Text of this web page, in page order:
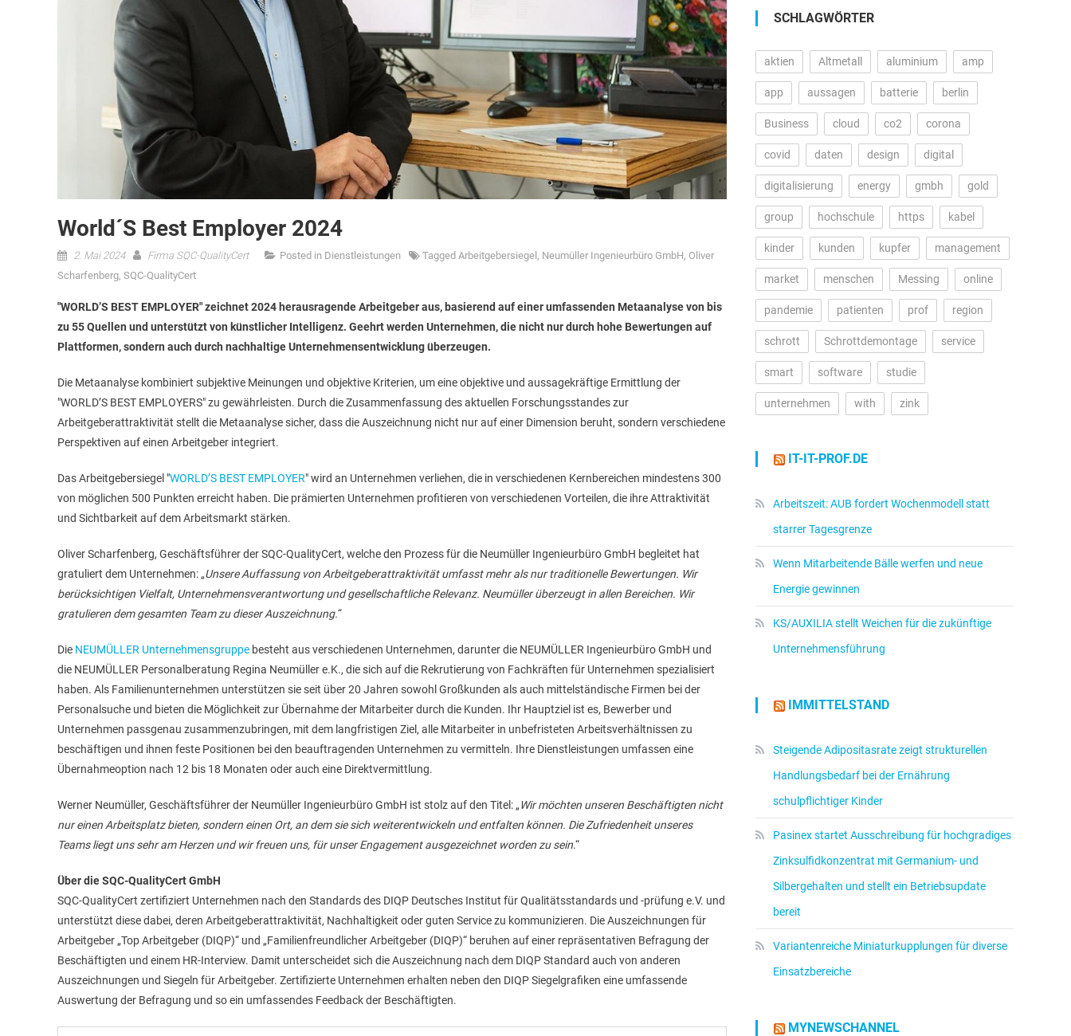
World´s Best Employer 2024
2. Mai 2024 Firma SQC-QualityCert Posted in Dienstleistungen Tagged Arbeitgebersiegel , Neumüller Ingenieurbüro GmbH, Oliver
Scharfenberg, SQC-QualityCert
"WORLD’S BEST EMPLOYER" zeichnet 2024 herausragende Arbeitgeber aus, basierend auf einer umfassenden Metaanalyse von bis
zu 55 Quellen und unterstützt von künstlicher Intelligenz. Geehrt werden Unternehmen, die nicht nur durch hohe Bewertungen auf
Plattformen, sondern auch durch nachhaltige Unternehmensentwicklung überzeugen.
Die Metaanalyse kombiniert subjektive Meinungen und objektive Kriterien, um eine objektive und aussagekräftige Ermittlung der
"WORLD’S BEST EMPLOYERS" zu gewährleisten. Durch die Zusammenfassung des aktuellen Forschungsstandes zur
Arbeitgeberattraktivität stellt die Metaanalyse sicher, dass die Auszeichnung nicht nur auf einer Dimension beruht, sondern verschiedene
Perspektiven auf einen Arbeitgeber integriert.
Das Arbeitgebersiegel "WORLD’S BEST EMPLOYER" wird an Unternehmen verliehen, die in verschiedenen Kernbereichen mindestens 300
von möglichen 500 Punkten erreicht haben. Die prämierten Unternehmen profitieren von verschiedenen Vorteilen, die ihre Attraktivität
und Sichtbarkeit auf dem Arbeitsmarkt stärken.
Oliver Scharfenberg, Geschäftsführer der SQC-QualityCert, welche den Prozess für die Neumüller Ingenieurbüro GmbH begleitet hat
gratuliert dem Unternehmen: „Unsere Auffassung von Arbeitgeberattraktivität umfasst mehr als nur traditionelle Bewertungen. Wir
berücksichtigen Vielfalt, Unternehmensverantwortung und gesellschaftliche Relevanz. Neumüller überzeugt in allen Bereichen. Wir
gratulieren dem gesamten Team zu dieser Auszeichnung.“
Die NEUMÜLLER Unternehmensgruppe besteht aus verschiedenen Unternehmen, darunter die NEUMÜLLER Ingenieurbüro GmbH und
die NEUMÜLLER Personalberatung Regina Neumüller e.K., die sich auf die Rekrutierung von Fachkräften für Unternehmen spezialisiert
haben. Als Familienunternehmen unterstützen sie seit über 20 Jahren sowohl Großkunden als auch mittelständische Firmen bei der
Personalsuche und bieten die Möglichkeit zur Übernahme der Mitarbeiter durch die Kunden. Ihr Hauptziel ist es, Bewerber und
Unternehmen passgenau zusammenzubringen, mit dem langfristigen Ziel, alle Mitarbeiter in unbefristeten Arbeitsverhältnissen zu
beschäftigen und ihnen feste Positionen bei den beauftragenden Unternehmen zu vermitteln. Ihre Dienstleistungen umfassen eine
Übernahmeoption nach 12 bis 18 Monaten oder auch eine Direktvermittlung.
Werner Neumüller, Geschäftsführer der Neumüller Ingenieurbüro GmbH ist stolz auf den Titel: „Wir möchten unseren Beschäftigten nicht
nur einen Arbeitsplatz bieten, sondern einen Ort, an dem sie sich weiterentwickeln und entfalten können. Die Zufriedenheit unseres
Teams liegt uns sehr am Herzen und wir freuen uns, für unser Engagement ausgezeichnet worden zu sein.“
Über die SQC-QualityCert GmbH
SQC-QualityCert zertifiziert Unternehmen nach den Standards des DIQP Deutsches Institut für Qualitätsstandards und -prüfung e.V. und
unterstützt diese dabei, deren Arbeitgeberattraktivität, Nachhaltigkeit oder guten Service zu kommunizieren. Die Auszeichnungen für
Arbeitgeber „Top Arbeitgeber (DIQP)“ und „Familienfreundlicher Arbeitgeber (DIQP)“ beruhen auf einer repräsentativen Befragung der
Beschäftigten und einem HR-Interview. Damit unterscheidet sich die Auszeichnung nach dem DIQP Standard auch von anderen
Auszeichnungen und Siegeln für Arbeitgeber. Zertifizierte Unternehmen erhalten neben den DIQP Siegelgrafiken eine umfassende
Auswertung der Befragung und so ein umfassendes Feedback der Beschäftigten.
SCHLAGWÖRTER
aktien Altmetall aluminium amp
app aussagen batterie berlin
Business cloud co2 corona
covid daten design digital
digitalisierung energy gmbh gold
group hochschule https kabel
kinder kunden kupfer management
market menschen Messing online
pandemie patienten prof region
schrott Schrottdemontage service
smart software studie
unternehmen with zink
IT-IT-PROF.DE
Arbeitszeit: AUB fordert Wochenmodell statt
starrer Tagesgrenze
Wenn Mitarbeitende Bälle werfen und neue
Energie gewinnen
KS/AUXILIA stellt Weichen für die zukünftige
Unternehmensführung
IMMITTELSTAND
Steigende Adipositasrate zeigt strukturellen
Handlungsbedarf bei der Ernährung
schulpflichtiger Kinder
Pasinex startet Ausschreibung für hochgradiges
Zinksulfidkonzentrat mit Germanium- und
Silbergehalten und stellt ein Betriebsupdate
bereit
Variantenreiche Miniaturkupplungen für diverse
Einsatzbereiche
MYNEWSCHANNEL